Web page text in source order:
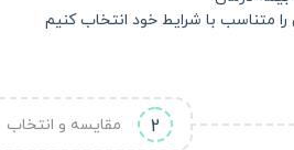
متناسب با شرایط خود انتخاب کنیم
2 مقایسه و انتخاب